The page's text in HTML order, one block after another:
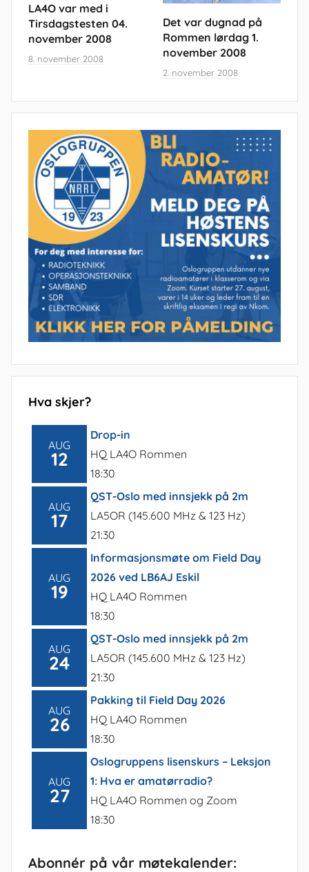
LA4O var med i
Tirsdagstesten 04.
november 2008
8. november 2008
Det var dugnad på
Rommen lørdag 1.
november 2008
2. november 2008
Hva skjer?
AUG
12
Drop-in
HQ LA4O Rommen
18:30
AUG
17
QST-Oslo med innsjekk på 2m
LA5OR (145.600 MHz & 123 Hz)
21:30
AUG
19
Informasjonsmøte om Field Day
2026 ved LB6AJ Eskil
HQ LA4O Rommen
18:30
AUG
24
QST-Oslo med innsjekk på 2m
LA5OR (145.600 MHz & 123 Hz)
21:30
AUG
26
Pakking til Field Day 2026
HQ LA4O Rommen
18:30
AUG
27
Oslogruppens lisenskurs – Leksjon
1: Hva er amatørradio?
HQ LA4O Rommen og Zoom
18:30
Abonnér på vår møtekalender: